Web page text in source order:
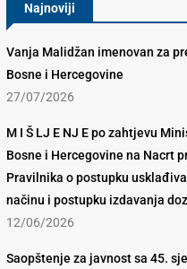
Najnoviji
Vanja Malidžan imenovan za
Bosne i Hercegovine
27/07/2026
M I Š LJ E NJ E po zahtjevu
Bosne i Hercegovine na Nacrt
Pravilnika o postupku
načinu i postupku izdavanja
12/06/2026
Saopštenje za javnost sa 45.